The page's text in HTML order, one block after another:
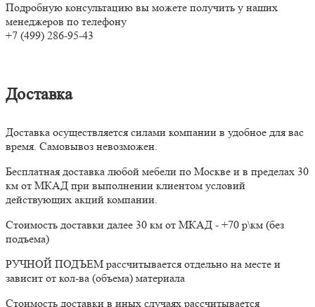
Подробную консультацию вы можете получить у наших
менеджеров по телефону
+7 (499) 286-95-43
Доставка
Доставка осуществляется силами компании в удобное для вас
время. Самовывоз невозможен.
Бесплатная доставка любой мебели по Москве и в пределах 30
км от МКАД при выполнении клиентом условий
действующих акций компании.
Стоимость доставки далее 30 км от МКАД - +70 р\км (без
подъема)
РУЧНОЙ ПОДЪЕМ рассчитывается отдельно на месте и
зависит от кол-ва (объема) материала
Стоимость доставки в иных случаях рассчитывается